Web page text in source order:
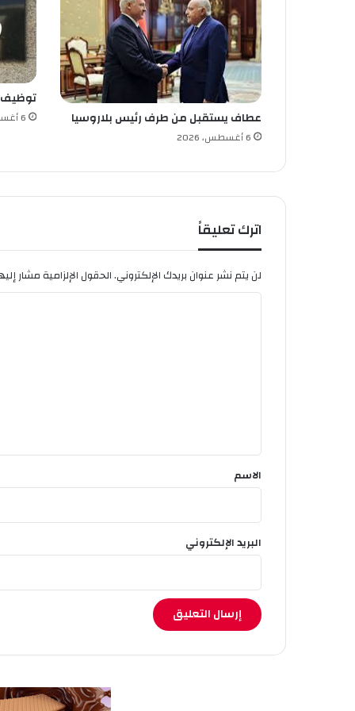
عطاف يستقبل من طرف رئيس بلاروسيا
6 أغسطس، 2026
توظيف
6 أغسطس، 2026
اترك تعليقاً
لن يتم نشر عنوان بريدك الإلكتروني.الحقول الإلزامية مشار
*
الاسم
البريد الإلكتروني